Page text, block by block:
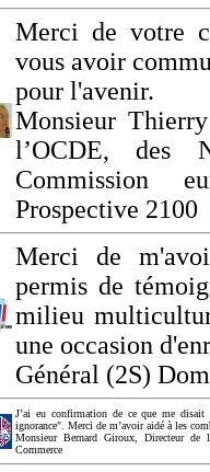
Merci de votre
vous avoir
pour l'avenir.
Monsieur
l’OCDE, des
Commission
Prospective 2100
Merci de
permis de
milieu
une occasion
Général (2S)
J’ai eu confirmation de ce que me disait
ignorance". Merci de m’avoir aidé à les
Monsieur Bernard Giroux, Directeur de
Commerce